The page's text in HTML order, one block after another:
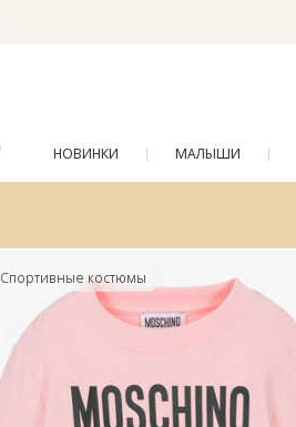
НОВИНКИ МАЛЫШИ
Спортивные костюмы